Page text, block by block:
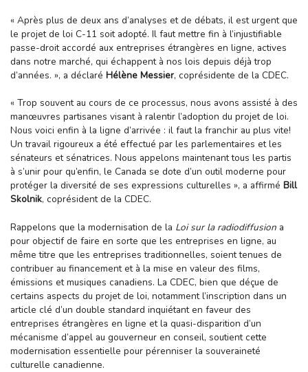
« Après plus de deux ans d’analyses et de débats, il est urgent que
le projet de loi C-11 soit adopté. Il faut mettre fin à l’injustifiable
passe-droit accordé aux entreprises étrangères en ligne, actives
dans notre marché, qui échappent à nos lois depuis déjà trop
d’années. », a déclaré Hélène Messier, coprésidente de la CDEC.
« Trop souvent au cours de ce processus, nous avons assisté à des
manœuvres partisanes visant à ralentir l’adoption du projet de loi.
Nous voici enfin à la ligne d’arrivée : il faut la franchir au plus vite!
Un travail rigoureux a été effectué par les parlementaires et les
sénateurs et sénatrices. Nous appelons maintenant tous les partis
à s’unir pour qu’enfin, le Canada se dote d’un outil moderne pour
protéger la diversité de ses expressions culturelles », a affirmé Bill
Skolnik, coprésident de la CDEC.
Rappelons que la modernisation de la Loi sur la radiodiffusion a
pour objectif de faire en sorte que les entreprises en ligne, au
même titre que les entreprises traditionnelles, soient tenues de
contribuer au financement et à la mise en valeur des films,
émissions et musiques canadiens. La CDEC, bien que déçue de
certains aspects du projet de loi, notamment l’inscription dans un
article clé d’un double standard inquiétant en faveur des
entreprises étrangères en ligne et la quasi-disparition d’un
mécanisme d’appel au gouverneur en conseil, soutient cette
modernisation essentielle pour pérenniser la souveraineté
culturelle canadienne.